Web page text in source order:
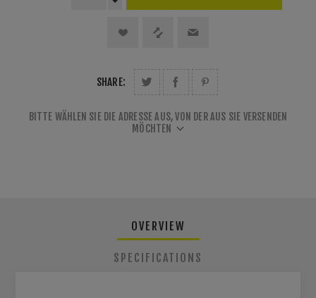
SHARE:
BITTE WÄHLEN SIE DIE ADRESSE AUS, VON DER AUS SIE VERSENDEN
MÖCHTEN
OVERVIEW
SPECIFICATIONS